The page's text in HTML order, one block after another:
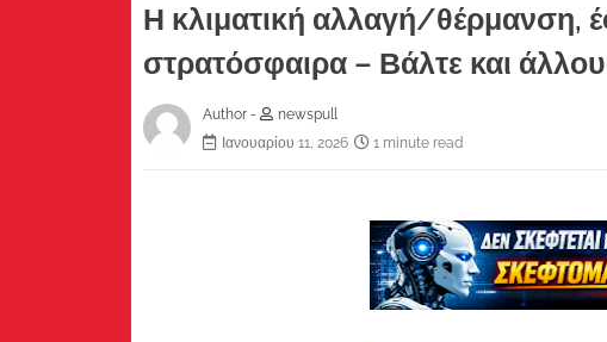
Η κλιματική αλλαγή/θέρμανση,
στρατόσφαιρα – Βάλτε και
Author -
newspull
Ιανουαρίου 11, 2026
1 minute read